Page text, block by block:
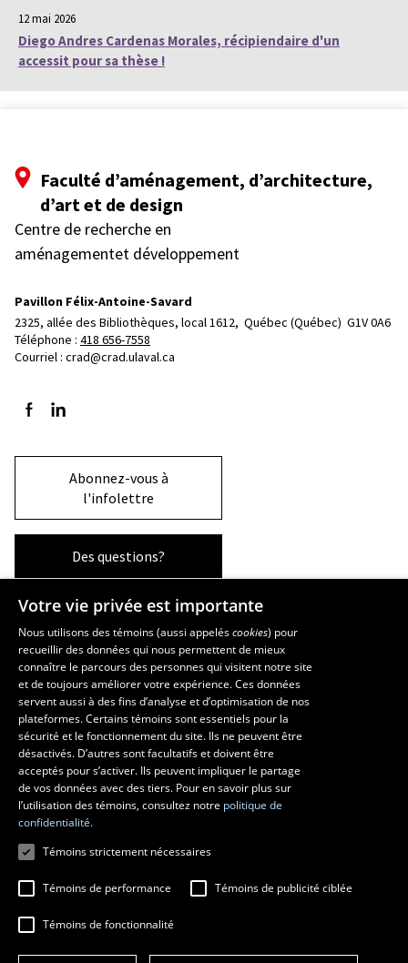
12 mai 2026
Diego Andres Cardenas Morales, récipiendaire d'un
accessit pour sa thèse !
Faculté d’aménagement, d’architecture,
d’art et de design
Centre de recherche en
aménagementet développement
Pavillon Félix-Antoine-Savard
2325, allée des Bibliothèques, local 1612, Québec (Québec)  G1V 0A6
Téléphone : 418 656-7558
Courriel : crad@crad.ulaval.ca
Suivez-nous sur Facebook
Suivez-nous sur LinkedIn
Abonnez-vous à
l'infolettre
Des questions?
La Faculté et ses écoles
Faculté d’aménagement, d’architecture, d’art et de design
École d’art
École supérieure d’aménagement du territoire et de développement
régional
École d’architecture
École de design
© 2026 Université Laval Tous droits réservés
Votre vie privée est importante
Nous utilisons des témoins (aussi appeléscookies) pour
recueillir des données qui nous permettent de mieux
connaître le parcours des personnes qui visitent notre site
et de toujours améliorer votre expérience. Ces données
servent aussi à des fins d’analyse et d’optimisation de nos
plateformes. Certains témoins sont essentiels pour la
sécurité et le fonctionnement du site. Ils ne peuvent être
désactivés. D’autres sont facultatifs et doivent être
acceptés pour s’activer. Ils peuvent impliquer le partage
de vos données avec des tiers. Pour en savoir plus sur
l’utilisation des témoins, consultez notre politique de
confidentialité.
Témoins strictement nécessaires
Témoins de performance Témoins de publicité ciblée
Témoins de fonctionnalité